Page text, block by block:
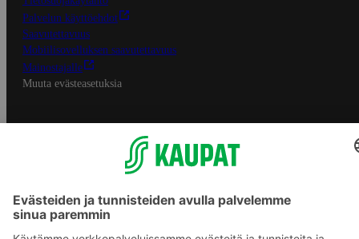
Palvelun käyttöehdot
Saavutettavuus
Mobiilisovelluksen saavutettavuus
Mainostajalle
Muuta evästeasetuksia
S-ryhmän palvelut
Asiakasomistajuus